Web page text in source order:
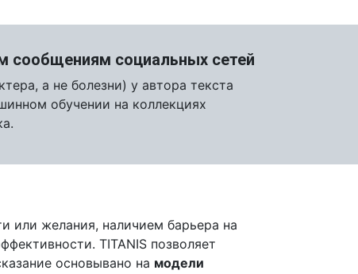
сообщениям социальных сетей
а не болезни) у автора текста
обучении на коллекциях
или желания, наличием барьера на
TITANIS позволяет
основывано на модели